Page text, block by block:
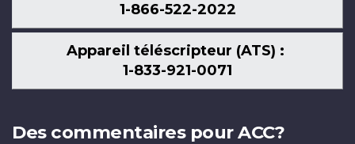
1-866-522-2022
Appareil téléscripteur (ATS) :
1-833-921-0071
Des commentaires pour ACC?